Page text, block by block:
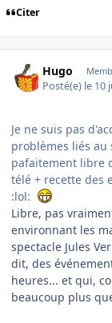
Citer
Hugo
Posté(e) le 10
Je ne suis pas
problèmes liés
pafaitement libre
télé + recette des
:lol:
Libre, pas
environnant les
spectacle Jules
dit, des
heures... et qui,
beaucoup plus